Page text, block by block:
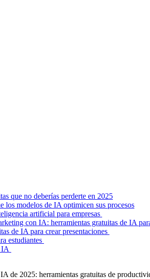
que no deberías perderte en 2025
los modelos de IA optimicen sus procesos
artificial para empresas
con IA: herramientas gratuitas de IA
de IA para crear presentaciones
estudiantes
IA
de 2025: herramientas gratuitas de